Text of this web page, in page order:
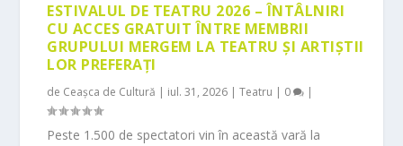
ESTIVALUL DE TEATRU 2026 – ÎNTÂLNIRI
CU ACCES GRATUIT ÎNTRE MEMBRII
GRUPULUI MERGEM LA TEATRU ȘI ARTIȘTII
LOR PREFERAȚI
de Ceașca de Cultură | iul. 31, 2026 |Teatru | 0 |
Peste 1.500 de spectatori vin în această vară la